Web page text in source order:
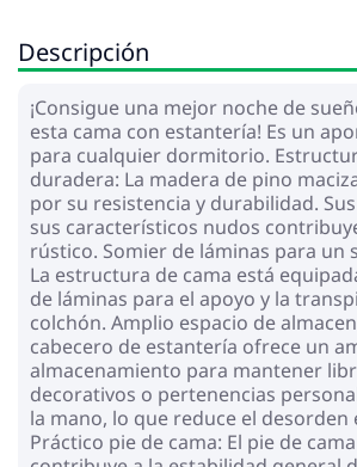
Descripción
¡Consigue una mejor noche de
esta cama con estantería! Es un
para cualquier dormitorio.
duradera: La madera de pino
por su resistencia y durabilidad.
sus característicos nudos
rústico. Somier de láminas para un
La estructura de cama está
de láminas para el apoyo y la
colchón. Amplio espacio de
cabecero de estantería ofrece un
almacenamiento para mantener
decorativos o pertenencias
la mano, lo que reduce el
Práctico pie de cama: El pie de